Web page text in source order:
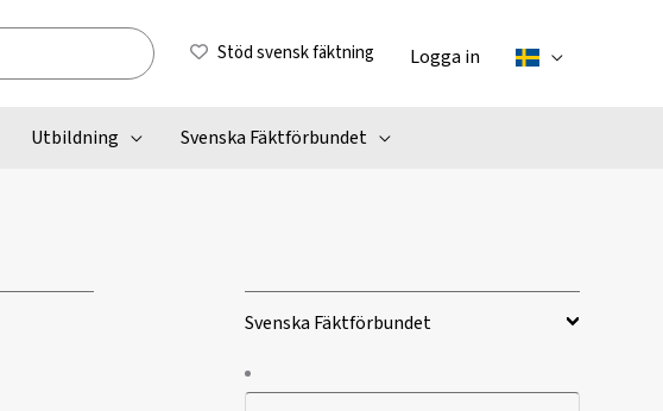
Stöd svensk fäktning Logga in
Utbildning Svenska Fäktförbundet
Svenska Fäktförbundet